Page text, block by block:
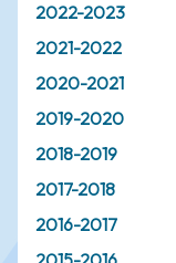
2022-2023
2021-2022
2020-2021
2019-2020
2018-2019
2017-2018
2016-2017